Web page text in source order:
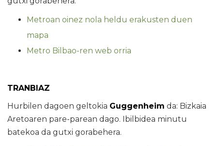
Metroan oinez nola heldu erakusten duen
mapa
Metro Bilbao-ren web orria
TRANBIAZ
Hurbilen dagoen geltokia Guggenheim da: Bizkaia
Aretoaren pare-parean dago. Ibilbidea minutu
batekoa da gutxi gorabehera.